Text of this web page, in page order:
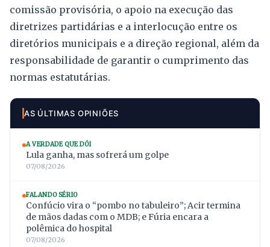
comissão provisória, o apoio na execução das
diretrizes partidárias e a interlocução entre os
diretórios municipais e a direção regional, além da
responsabilidade de garantir o cumprimento das
normas estatutárias.
AS ÚLTIMAS OPINIÕES
A VERDADE QUE DÓI
Lula ganha, mas sofrerá um golpe
07/08/2026
FALANDO SÉRIO
Confúcio vira o “pombo no tabuleiro”; Acir termina
de mãos dadas com o MDB; e Fúria encara a
polêmica do hospital
07/08/2026